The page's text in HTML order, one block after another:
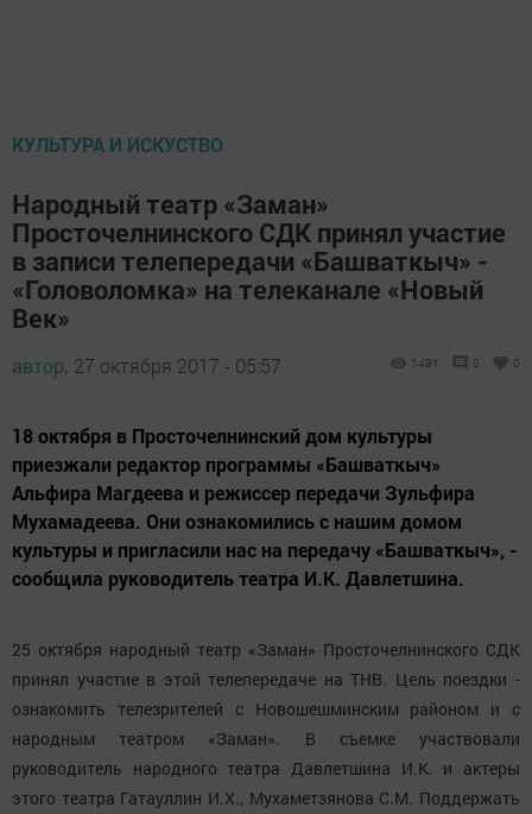
КУЛЬТУРА И ИСКУСТВО
Народный театр «Заман»
Просточелнинского СДК принял участие
в записи телепередачи «Башваткыч» -
«Головоломка» на телеканале «Новый
Век»
автор, 27 октября 2017 - 05:57 1491 0 0
18 октября в Просточелнинский дом культуры
приезжали редактор программы «Башваткыч»
Альфира Магдеева и режиссер передачи Зульфира
Мухамадеева. Они ознакомились с нашим домом
культуры и пригласили нас на передачу «Башваткыч», -
сообщила руководитель театра И.К. Давлетшина.
25 октября народный театр «Заман» Просточелнинского СДК
принял участие в этой телепередаче на ТНВ. Цель поездки -
ознакомить телезрителей с Новошешминским районом и с
народным театром «Заман». В съемке участвовали
руководитель народного театра Давлетшина И.К. и актеры
этого театра Гатауллин И.Х., Мухаметзянова С.М. Поддержать